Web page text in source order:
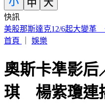
快訊
幼兒園工地不慎活埋雇主 新
首頁
娛樂
奧斯卡凖影后
琪 楊紫瓊連